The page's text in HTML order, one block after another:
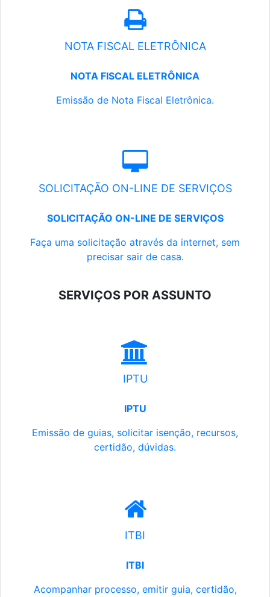
NOTA FISCAL ELETRÔNICA
NOTA FISCAL ELETRÔNICA
Emissão de Nota Fiscal Eletrônica.
SOLICITAÇÃO ON-LINE DE SERVIÇOS
SOLICITAÇÃO ON-LINE DE SERVIÇOS
Faça uma solicitação através da internet, sem
precisar sair de casa.
SERVIÇOS POR ASSUNTO
IPTU
IPTU
Emissão de guias, solicitar isenção, recursos,
certidão, dúvidas.
ITBI
ITBI
Acompanhar processo, emitir guia, certidão,